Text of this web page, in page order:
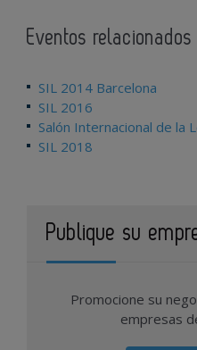
Eventos
SIL 2014 Barcelona
SIL 2016
Salón Internacional de la
SIL 2018
Publique su
Promocione su
empresas